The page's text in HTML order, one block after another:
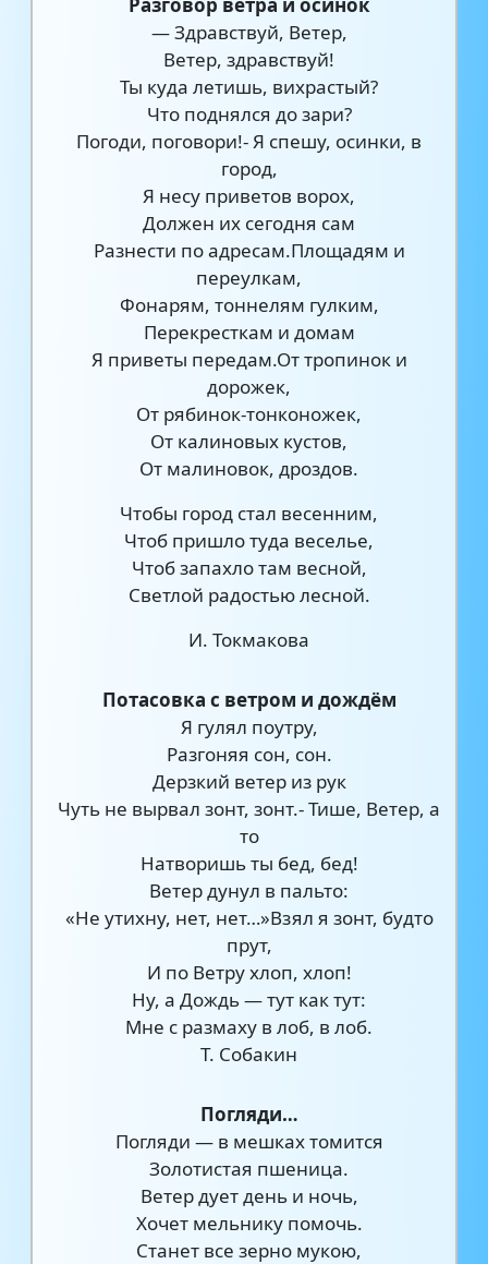
— Здравствуй, Ветер,
Ветер, здравствуй!
Ты куда летишь, вихрастый?
Что поднялся до зари?
Погоди, поговори!- Я спешу, осинки, в
город,
Я несу приветов ворох,
Должен их сегодня сам
Разнести по адресам.Площадям и
переулкам,
Фонарям, тоннелям гулким,
Перекресткам и домам
Я приветы передам.От тропинок и
дорожек,
От рябинок-тонконожек,
От калиновых кустов,
От малиновок, дроздов.
Чтобы город стал весенним,
Чтоб пришло туда веселье,
Чтоб запахло там весной,
Светлой радостью лесной.
И. Токмакова
Потасовка с ветром и дождём
Я гулял поутру,
Разгоняя сон, сон.
Дерзкий ветер из рук
Чуть не вырвал зонт, зонт.- Тише, Ветер, а
то
Натворишь ты бед, бед!
Ветер дунул в пальто:
«Не утихну, нет, нет…»Взял я зонт, будто
прут,
И по Ветру хлоп, хлоп!
Ну, а Дождь — тут как тут:
Мне с размаху в лоб, в лоб.
Т. Собакин
Погляди…
Погляди — в мешках томится
Золотистая пшеница.
Ветер дует день и ночь,
Хочет мельнику помочь.
Станет все зерно мукою,